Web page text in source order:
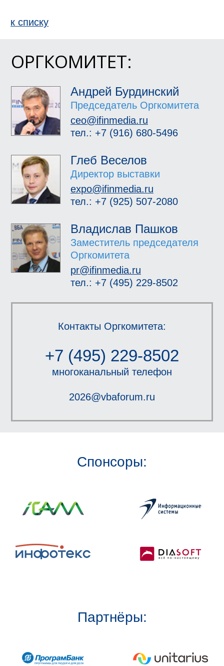
ОРГКОМИТЕТ:
Андрей Бурдинский
Председатель Оргкомитета
ceo@ifinmedia.ru
тел.: +7 (916) 680-5496
Глеб Веселов
Директор выставки
expo@ifinmedia.ru
тел.: +7 (925) 507-2080
Владислав Пашков
Заместитель председателя
Оргкомитета
pr@ifinmedia.ru
тел.: +7 (495) 229-8502
Контакты Оргкомитета:
+7 (495) 229-8502
многоканальный телефон
2026@vbaforum.ru
к спиcку
Спонсоры:
Партнёры: